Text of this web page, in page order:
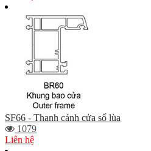
SF66 - Thanh cánh cửa sổ lùa
1079
Liên hệ